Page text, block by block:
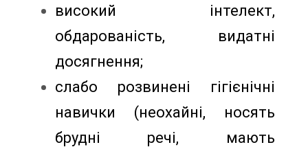
високий інтелект,
обдарованість, видатні
досягнення;
слабо розвинені гігієнічні
навички (неохайні, носять
брудні речі, мають